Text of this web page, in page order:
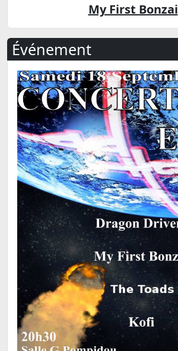
My First Bonzai
Événement